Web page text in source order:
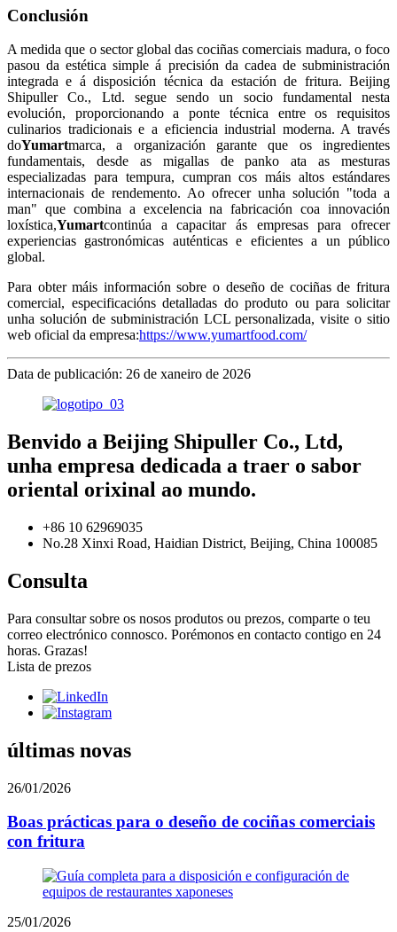
Conclusión
A medida que o sector global das cociñas comerciais madura, o foco
pasou da estética simple á precisión da cadea de subministración
integrada e á disposición técnica da estación de fritura. Beijing
Shipuller Co., Ltd. segue sendo un socio fundamental nesta
evolución, proporcionando a ponte técnica entre os requisitos
culinarios tradicionais e a eficiencia industrial moderna. A través
doYumartmarca, a organización garante que os ingredientes
fundamentais, desde as migallas de panko ata as mesturas
especializadas para tempura, cumpran cos máis altos estándares
internacionais de rendemento. Ao ofrecer unha solución "toda a
man" que combina a excelencia na fabricación coa innovación
loxística,Yumartcontinúa a capacitar ás empresas para ofrecer
experiencias gastronómicas auténticas e eficientes a un público
global.
Para obter máis información sobre o deseño de cociñas de fritura
comercial, especificacións detalladas do produto ou para solicitar
unha solución de subministración LCL personalizada, visite o sitio
web oficial da empresa:https://www.yumartfood.com/
Data de publicación: 26 de xaneiro de 2026
Benvido a Beijing Shipuller Co., Ltd,
unha empresa dedicada a traer o sabor
oriental orixinal ao mundo.
+86 10 62969035
No.28 Xinxi Road, Haidian District, Beijing, China 100085
Consulta
Para consultar sobre os nosos produtos ou prezos, comparte o teu
correo electrónico connosco. Porémonos en contacto contigo en 24
horas. Grazas!
Lista de prezos
últimas novas
26/01/2026
Boas prácticas para o deseño de cociñas comerciais
con fritura
25/01/2026